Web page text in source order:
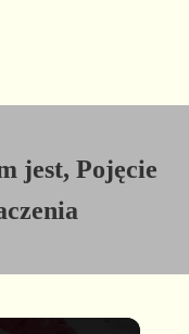
jest, Pojęcie